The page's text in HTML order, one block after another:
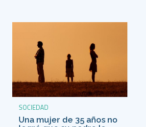
SOCIEDAD
Una mujer de 35 años no